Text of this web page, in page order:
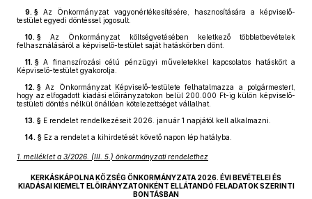
9. § Az Önkormányzat vagyonértékesítésére, hasznosítására a képviselő-
testület egyedi döntéssel jogosult.
10. § Az Önkormányzat költségvetésében keletkező többletbevételek
felhasználásáról a képviselő-testület saját hatáskörben dönt.
11. § A finanszírozási célú pénzügyi műveletekkel kapcsolatos hatáskört a
Képviselő-testület gyakorolja.
12. § Az Önkormányzat Képviselő-testülete felhatalmazza a polgármestert,
hogy az elfogadott kiadási előirányzatokon belül 200.000 Ft-ig külön képviselő-
testületi döntés nélkül önállóan kötelezettséget vállalhat.
13. § E rendelet rendelkezéseit 2026. január 1 napjától kell alkalmazni.
14. § Ez a rendelet a kihirdetését követő napon lép hatályba.
1. melléklet a 3/2026. (III. 5.) önkormányzati rendelethez
KERKÁSKÁPOLNA KÖZSÉG ÖNKORMÁNYZATA 2026. ÉVI BEVÉTELEI ÉS
KIADÁSAI KIEMELT ELŐIRÁNYZATONKÉNT ELLÁTANDÓ FELADATOK SZERINTI
BONTÁSBAN